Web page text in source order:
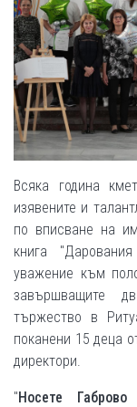
Всяка година
изявените и
по вписване на
книга
уважение към
завършващите
тържество в
поканени 15 деца
директори.
"Носете